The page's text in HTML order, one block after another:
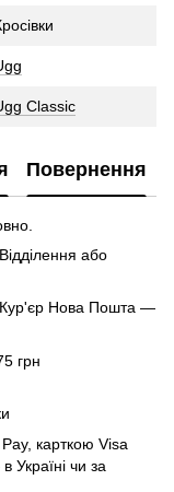
Classic
Повернення
Відділення або
Кур'єр Нова Пошта —
грн
карткою Visa
Україні чи за